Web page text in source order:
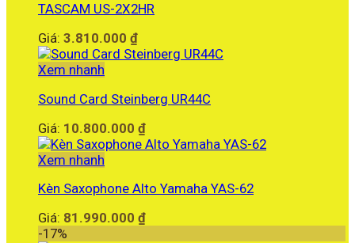
TASCAM US-2X2HR
Giá: 3.810.000 ₫
Xem nhanh
Sound Card Steinberg UR44C
Giá: 10.800.000 ₫
Xem nhanh
Kèn Saxophone Alto Yamaha YAS-62
Giá: 81.990.000 ₫
-17%